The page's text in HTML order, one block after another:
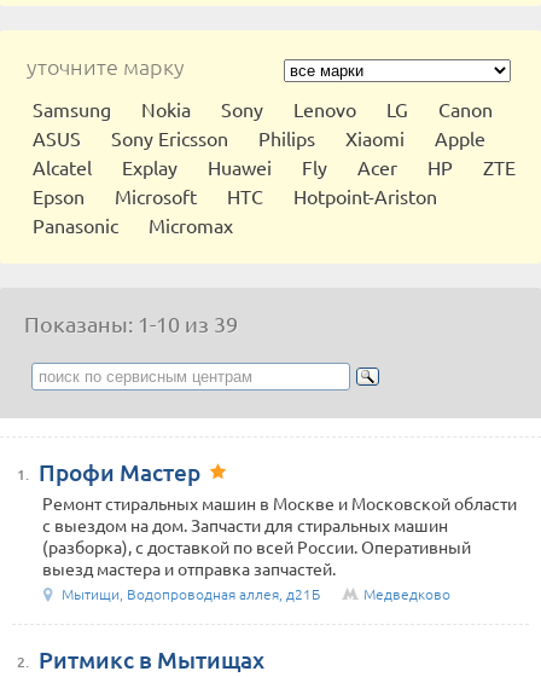
уточните марку
Samsung Nokia Sony Lenovo LG
Canon
ASUS
Sony Ericsson Philips Xiaomi
Apple
Alcatel
Explay Huawei Fly Acer HP
ZTE
Epson
Microsoft HTC
Hotpoint-Ariston
Panasonic
Micromax
Показаны: 1-10 из 39
1. Профи Мастер
Ремонт стиральных машин в Москве и Московской области
с выездом на дом. Запчасти для стиральных машин
(разборка), с доставкой по всей России. Оперативный
выезд мастера и отправка запчастей.
Мытищи, Водопроводная аллея, д21Б Медведково
2. Ритмикс в Мытищах